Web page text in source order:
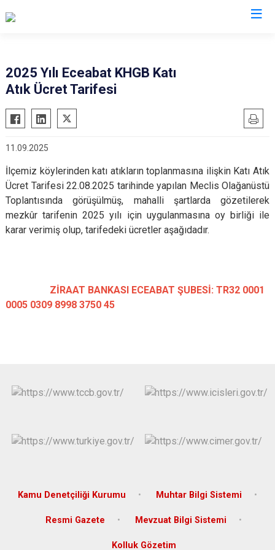
Ayvacık
Bayramiç
Bozcaada
Çan
Eceabat
Yenice
2025 Yılı Eceabat KHGB Katı
Atık Ücret Tarifesi
11.09.2025
İlçemiz köylerinden katı atıkların toplanmasına ilişkin Katı Atık
Ücret Tarifesi 22.08.2025 tarihinde yapılan Meclis Olağanüstü
Toplantısında görüşülmüş, mahalli şartlarda gözetilerek
mezkûr tarifenin 2025 yılı için uygulanmasına oy birliği ile
karar verimiş olup, tarifedeki ücretler aşağıdadır.
ZİRAAT BANKASI ECEABAT ŞUBESİ: TR32 0001
0005 0309 8998 3750 45
Kamu Denetçiliği Kurumu Muhtar Bilgi Sistemi
Resmi Gazete Mevzuat Bilgi Sistemi
Kolluk Gözetim